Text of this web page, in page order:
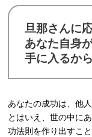
旦那さんに
あなた自身
手に入るから
あなたの成功は、他
とはいえ、世の中に
功法則を作り出すこ